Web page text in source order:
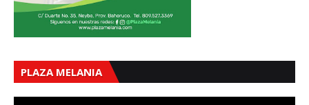
PLAZA MELANIA